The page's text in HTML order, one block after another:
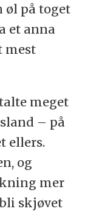
øl på toget
et anna
mest
meget
– på
ellers.
og
mer
skjøvet